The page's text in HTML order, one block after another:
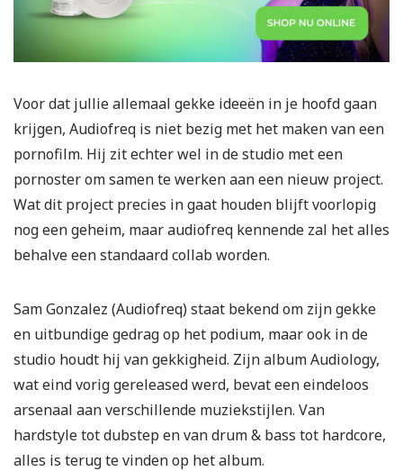
Voor dat jullie allemaal gekke ideeën in je hoofd gaan
krijgen, Audiofreq is niet bezig met het maken van een
pornofilm. Hij zit echter wel in de studio met een
pornoster om samen te werken aan een nieuw project.
Wat dit project precies in gaat houden blijft voorlopig
nog een geheim, maar audiofreq kennende zal het alles
behalve een standaard collab worden.
Sam Gonzalez (Audiofreq) staat bekend om zijn gekke
en uitbundige gedrag op het podium, maar ook in de
studio houdt hij van gekkigheid. Zijn album Audiology,
wat eind vorig gereleased werd, bevat een eindeloos
arsenaal aan verschillende muziekstijlen. Van
hardstyle tot dubstep en van drum & bass tot hardcore,
alles is terug te vinden op het album.